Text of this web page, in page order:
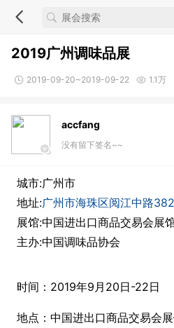
2019广州调味品展
2019-09-20~2019-09-22 1.1万
accfang
没有留下签名~~
城市:广州市
地址:广州市海珠区阅江中路
展馆:中国进出口商品交易会展
主办:中国调味品协会
时间： 2019年9月20日-22日
地点：中国进出口商品交易会